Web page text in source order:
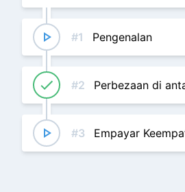
#1 Pengenalan
#2 Perbezaan di antara Kesetiaan kepada Allah dengan
#3 Empayar Keempat Bercampur Secara Genetik (sama seperti